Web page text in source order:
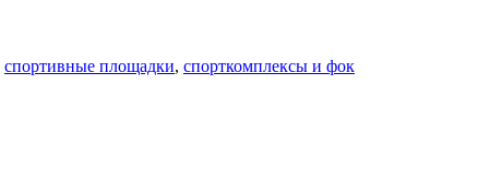
спортивные площадки, спорткомплексы и фок